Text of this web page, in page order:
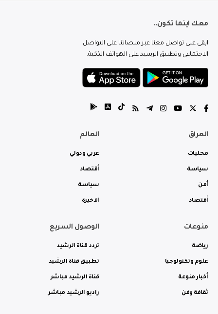
معك اينما تكون..
ابقى على تواصل معنا عبر منصاتنا على التواصل
الاجتماعي وتطبيق الرشيد على الهواتف الذكية.
العراق
محليات
سياسة
أمن
أقتصاد
العالم
عربي ودولي
أقتصاد
سياسة
الاخيرة
منوعات
رياضة
علوم وتكنولوجيا
أخبار منوعة
ثقافة وفن
الوصول السريع
تردد قناة الرشيد
تطبيق قناة الرشيد
قناة الرشيد مباشر
راديو الرشيد مباشر